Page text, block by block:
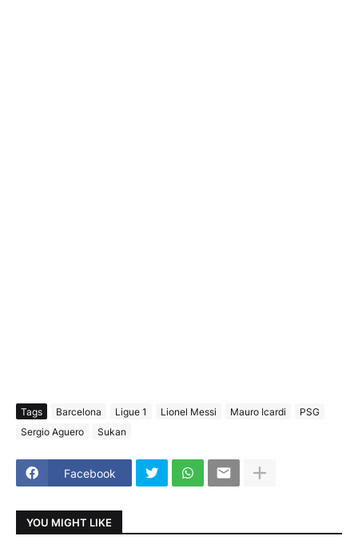
Tags Barcelona Ligue 1 Lionel Messi Mauro Icardi
PSG
Sergio Aguero
Sukan
Facebook
YOU MIGHT LIKE